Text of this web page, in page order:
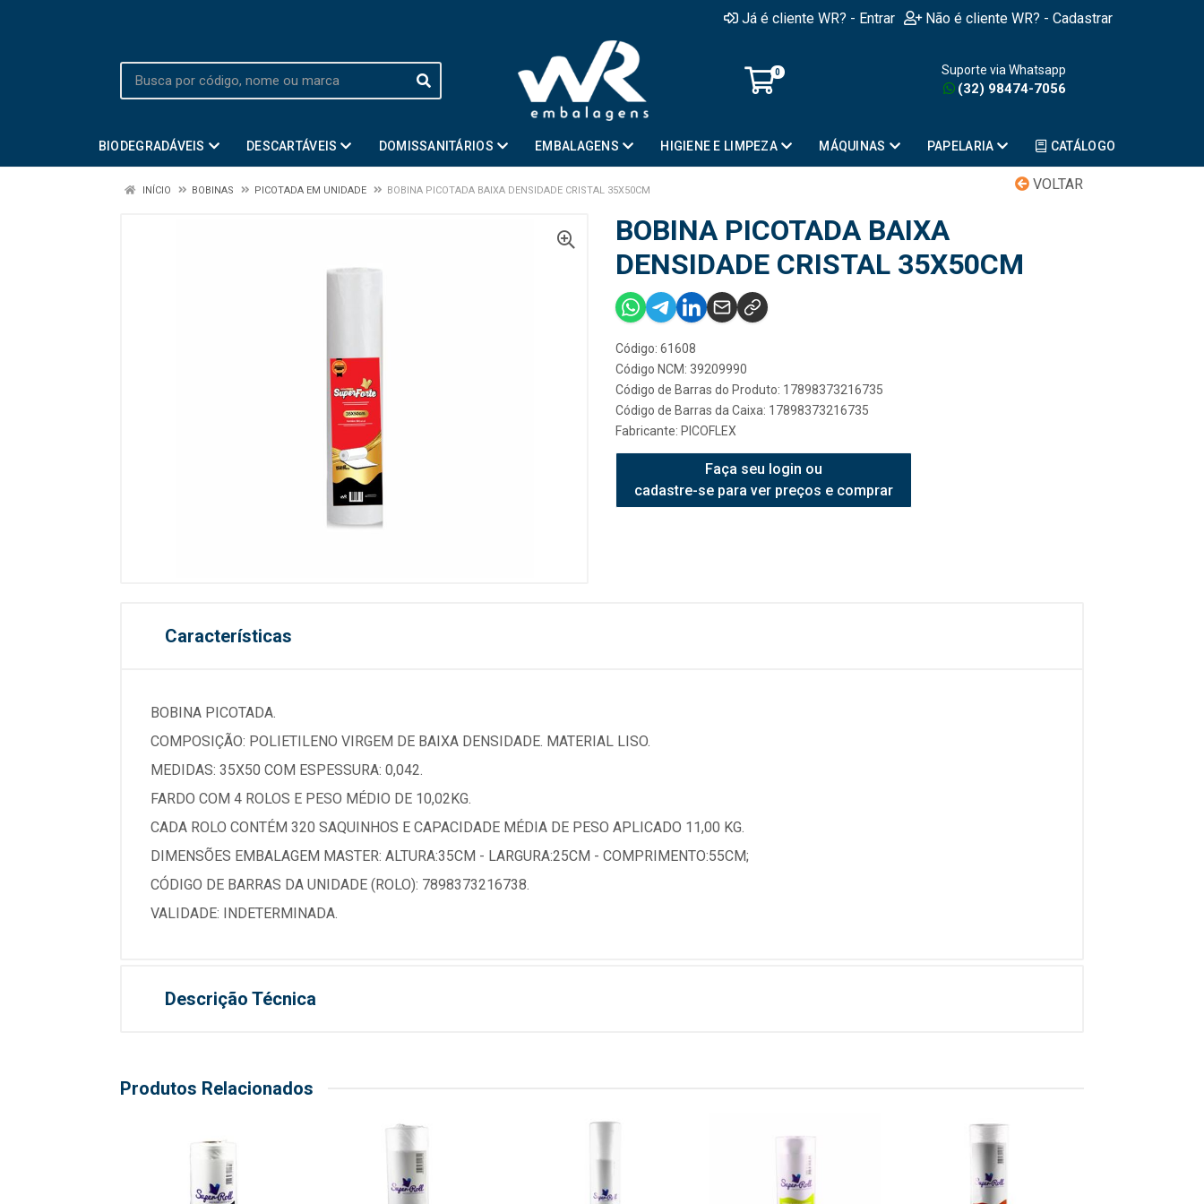
Já é cliente WR? - Entrar Não é cliente WR? - Cadastrar
0 Suporte via Whatsapp
(32) 98474-7056
BIODEGRADÁVEIS DESCARTÁVEIS DOMISSANITÁRIOS EMBALAGENS HIGIENE E LIMPEZA MÁQUINAS PAPELARIA CATÁLOGO
VOLTAR
INÍCIO BOBINAS PICOTADA EM UNIDADE BOBINA PICOTADA BAIXA DENSIDADE CRISTAL 35X50CM
BOBINA PICOTADA BAIXA
DENSIDADE CRISTAL 35X50CM
Código: 61608
Código NCM: 39209990
Código de Barras do Produto: 17898373216735
Código de Barras da Caixa: 17898373216735
Fabricante: PICOFLEX
Faça seu login ou
cadastre-se para ver preços e comprar
Características
BOBINA PICOTADA.
COMPOSIÇÃO: POLIETILENO VIRGEM DE BAIXA DENSIDADE. MATERIAL LISO.
MEDIDAS: 35X50 COM ESPESSURA: 0,042.
FARDO COM 4 ROLOS E PESO MÉDIO DE 10,02KG.
CADA ROLO CONTÉM 320 SAQUINHOS E CAPACIDADE MÉDIA DE PESO APLICADO 11,00 KG.
DIMENSÕES EMBALAGEM MASTER: ALTURA:35CM - LARGURA:25CM - COMPRIMENTO:55CM;
CÓDIGO DE BARRAS DA UNIDADE (ROLO): 7898373216738.
VALIDADE: INDETERMINADA.
Descrição Técnica
Produtos Relacionados